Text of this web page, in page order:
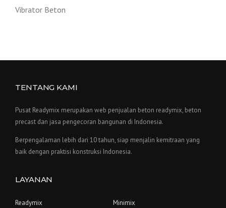
Vibrator Beton
TENTANG KAMI
Pusat Readymix merupakan web penjualan beton readymix, beton
precast dan jasa pengecoran bangunan di Indonesia.
Berpengalaman lebih dari 10 tahun, siap menjalin kemitraan yang
baik dengan praktisi konstruksi Indonesia.
LAYANAN
Readymix Minimix